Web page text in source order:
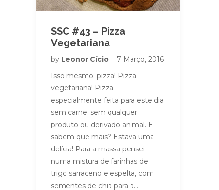
SSC #43 – Pizza
Vegetariana
by Leonor Cício
7 Março, 2016
Isso mesmo: pizza! Pizza
vegetariana! Pizza
especialmente feita para este dia
sem carne, sem qualquer
produto ou derivado animal. E
sabem que mais? Estava uma
delícia! Para a massa pensei
numa mistura de farinhas de
trigo sarraceno e espelta, com
sementes de chia para a…